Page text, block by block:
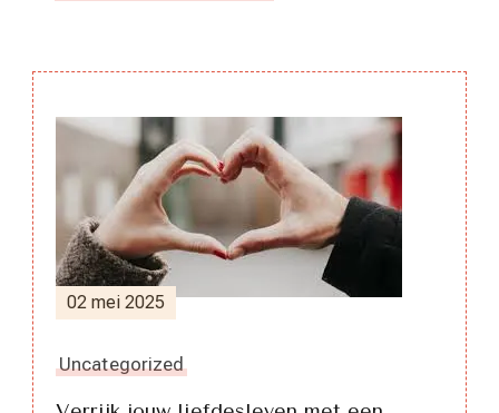
Berichtnavigatie
02 mei 2025
Uncategorized